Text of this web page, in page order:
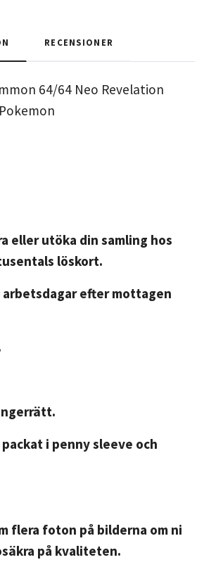
RECENSIONER
64/64 Neo Revelation
eller utöka din samling hos
löskort.
arbetsdagar efter mottagen
i penny sleeve och
flera foton på bilderna om ni
på kvaliteten.